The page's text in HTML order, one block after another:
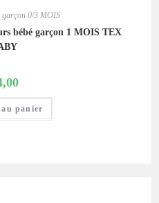
0/3 MOIS
bébé garçon 1 MOIS TEX
panier